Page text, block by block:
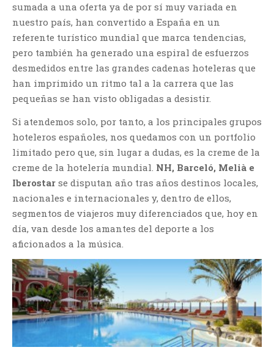
sumada a una oferta ya de por sí muy variada en
nuestro país, han convertido a España en un
referente turístico mundial que marca tendencias,
pero también ha generado una espiral de esfuerzos
desmedidos entre las grandes cadenas hoteleras que
han imprimido un ritmo tal a la carrera que las
pequeñas se han visto obligadas a desistir.
Si atendemos solo, por tanto, a los principales grupos
hoteleros españoles, nos quedamos con un portfolio
limitado pero que, sin lugar a dudas, es la creme de la
creme de la hotelería mundial. NH, Barceló, Melià e
Iberostar se disputan año tras años destinos locales,
nacionales e internacionales y, dentro de ellos,
segmentos de viajeros muy diferenciados que, hoy en
día, van desde los amantes del deporte a los
aficionados a la música.